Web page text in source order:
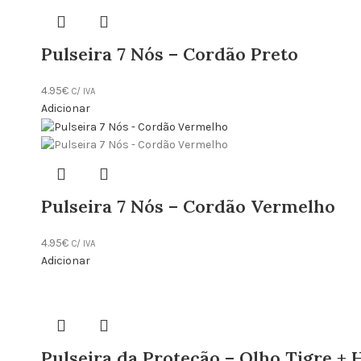
Pulseira 7 Nós – Cordão Preto
4.95€ C/ IVA
Adicionar
Pulseira 7 Nós – Cordão Vermelho
4.95€ C/ IVA
Adicionar